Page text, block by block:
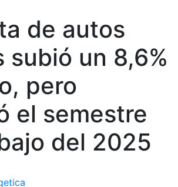
de autos
subió un 8,6%
pero
el semestre
del 2025